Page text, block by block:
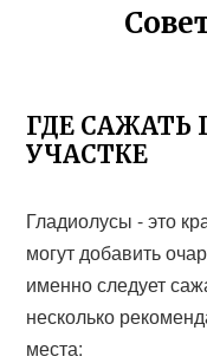
ГДЕ САЖАТЬ
УЧАСТКЕ
Гладиолусы - это
могут добавить
именно следует
несколько
места: